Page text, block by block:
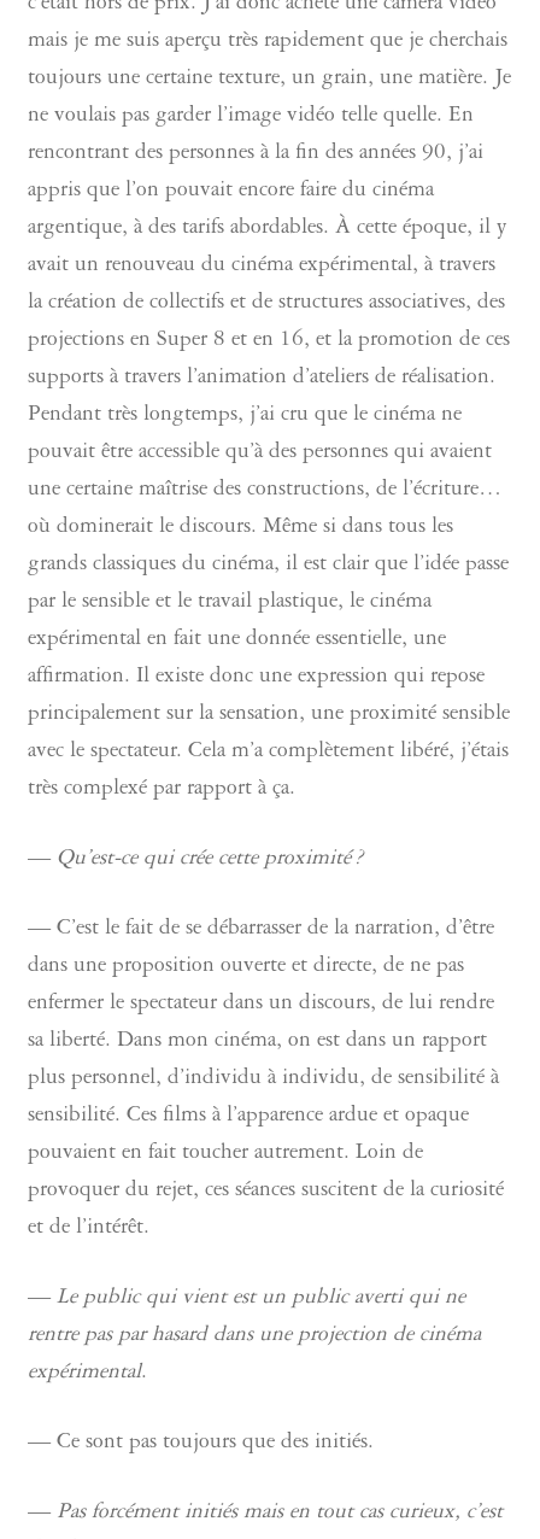
c’était hors de prix. J’ai donc acheté une caméra vidéo
mais je me suis aperçu très rapidement que je cherchais
toujours une certaine texture, un grain, une matière. Je
ne voulais pas garder l’image vidéo telle quelle. En
rencontrant des personnes à la fin des années 90, j’ai
appris que l’on pouvait encore faire du cinéma
argentique, à des tarifs abordables. À cette époque, il y
avait un renouveau du cinéma expérimental, à travers
la création de collectifs et de structures associatives, des
projections en Super 8 et en 16, et la promotion de ces
supports à travers l’animation d’ateliers de réalisation.
Pendant très longtemps, j’ai cru que le cinéma ne
pouvait être accessible qu’à des personnes qui avaient
une certaine maîtrise des constructions, de l’écriture…
où dominerait le discours. Même si dans tous les
grands classiques du cinéma, il est clair que l’idée passe
par le sensible et le travail plastique, le cinéma
expérimental en fait une donnée essentielle, une
affirmation. Il existe donc une expression qui repose
principalement sur la sensation, une proximité sensible
avec le spectateur. Cela m’a complètement libéré, j’étais
très complexé par rapport à ça.
— Qu’est-ce qui crée cette proximité ?
— C’est le fait de se débarrasser de la narration, d’être
dans une proposition ouverte et directe, de ne pas
enfermer le spectateur dans un discours, de lui rendre
sa liberté. Dans mon cinéma, on est dans un rapport
plus personnel, d’individu à individu, de sensibilité à
sensibilité. Ces films à l’apparence ardue et opaque
pouvaient en fait toucher autrement. Loin de
provoquer du rejet, ces séances suscitent de la curiosité
et de l’intérêt.
— Le public qui vient est un public averti qui ne
rentre pas par hasard dans une projection de cinéma
expérimental.
— Ce sont pas toujours que des initiés.
— Pas forcément initiés mais en tout cas curieux, c’est